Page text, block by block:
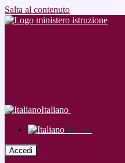
Salta al contenuto
Italiano
Italiano
Accedi